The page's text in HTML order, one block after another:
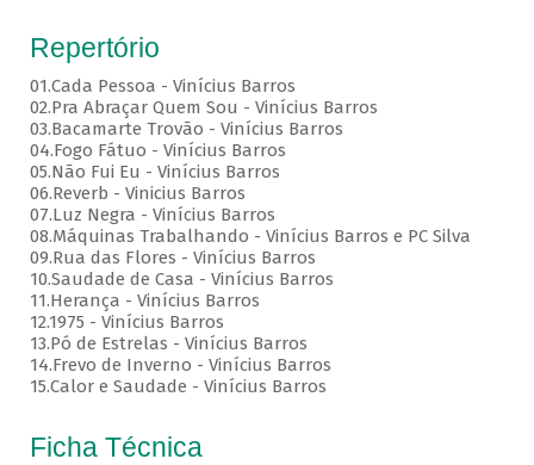
Repertório
01.Cada Pessoa - Vinícius Barros
02.Pra Abraçar Quem Sou - Vinícius Barros
03.Bacamarte Trovão - Vinícius Barros
04.Fogo Fátuo - Vinícius Barros
05.Não Fui Eu - Vinícius Barros
06.Reverb - Vinicius Barros
07.Luz Negra - Vinícius Barros
08.Máquinas Trabalhando - Vinícius Barros e PC Silva
09.Rua das Flores - Vinícius Barros
10.Saudade de Casa - Vinícius Barros
11.Herança - Vinícius Barros
12.1975 - Vinícius Barros
13.Pó de Estrelas - Vinícius Barros
14.Frevo de Inverno - Vinícius Barros
15.Calor e Saudade - Vinícius Barros
Ficha Técnica